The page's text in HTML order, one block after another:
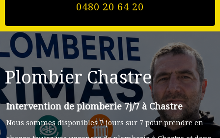
0480 20 64 20
Plombier Chastre
Intervention de plomberie 7j/7 à Chastre
Nous sommes disponibles 7 jours sur 7 pour prendre en